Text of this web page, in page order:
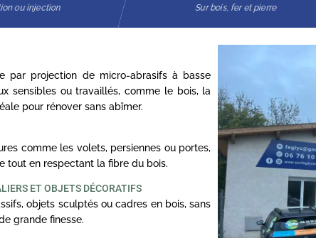
ou injection Sur bois, fer et pierre
par projection de micro-abrasifs à basse
sensibles ou travaillés, comme le bois, la
pour rénover sans abîmer.
comme les volets, persiennes ou portes,
tout en respectant la fibre du bois.
ET OBJETS DÉCORATIFS
objets sculptés ou cadres en bois, sans
grande finesse.